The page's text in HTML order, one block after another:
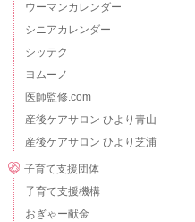
ウーマンカレンダー
シニアカレンダー
シッテク
ヨムーノ
医師監修.com
産後ケアサロン ひより青山
産後ケアサロン ひより芝浦
子育て支援団体
子育て支援機構
おぎゃー献金